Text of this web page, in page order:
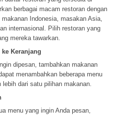
berbagai macam restoran dengan
Indonesia, masakan Asia,
internasional. Pilih restoran yang
mereka tawarkan.
ke Keranjang
dipesan, tambahkan makanan
menambahkan beberapa menu
dari satu pilihan makanan.
menu yang ingin Anda pesan,